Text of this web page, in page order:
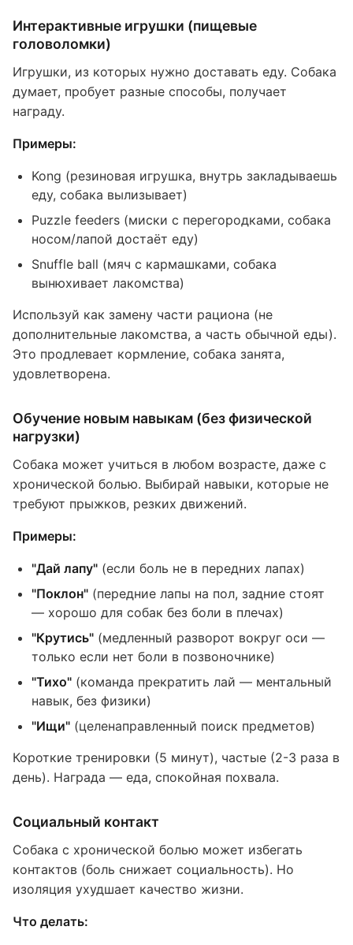
Интерактивные игрушки (пищевые
головоломки)
Игрушки, из которых нужно доставать еду. Собака
думает, пробует разные способы, получает
награду.
Примеры:
Kong (резиновая игрушка, внутрь закладываешь
еду, собака вылизывает)
Puzzle feeders (миски с перегородками, собака
носом/лапой достаёт еду)
Snuffle ball (мяч с кармашками, собака
вынюхивает лакомства)
Используй как замену части рациона (не
дополнительные лакомства, а часть обычной еды).
Это продлевает кормление, собака занята,
удовлетворена.
Обучение новым навыкам (без физической
нагрузки)
Собака может учиться в любом возрасте, даже с
хронической болью. Выбирай навыки, которые не
требуют прыжков, резких движений.
Примеры:
"Дай лапу" (если боль не в передних лапах)
"Поклон" (передние лапы на пол, задние стоят
— хорошо для собак без боли в плечах)
"Крутись" (медленный разворот вокруг оси —
только если нет боли в позвоночнике)
"Тихо" (команда прекратить лай — ментальный
навык, без физики)
"Ищи" (целенаправленный поиск предметов)
Короткие тренировки (5 минут), частые (2-3 раза в
день). Награда — еда, спокойная похвала.
Социальный контакт
Собака с хронической болью может избегать
контактов (боль снижает социальность). Но
изоляция ухудшает качество жизни.
Что делать: